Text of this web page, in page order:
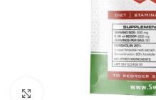
Κάντε κλικ για